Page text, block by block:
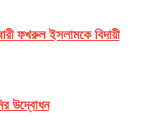
ফখরুল ইসলামকে বিদায়ী
উদ্বোধন